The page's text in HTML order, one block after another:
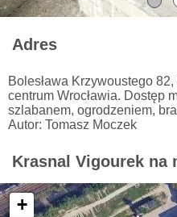
Adres
Bolesława Krzywoustego
centrum Wrocławia. Dostęp
szlabanem, ogrodzeniem,
Autor: Tomasz Moczek
Krasnal Vigourek na
+